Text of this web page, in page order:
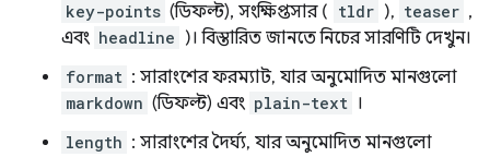
key-points (ডিফল্ট), সংক্ষিপ্তসার ( tldr ), teaser ,
এবং headline )। বিস্তারিত জানতে নিচের সারণিটি দেখুন।
format : সারাংশের ফরম্যাট, যার অনুমোদিত মানগুলো
markdown (ডিফল্ট) এবং plain-text ।
length : সারাংশের দৈর্ঘ্য, যার অনুমোদিত মানগুলো